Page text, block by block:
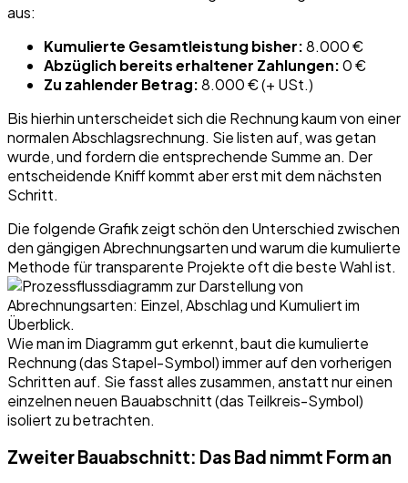
aus:
Kumulierte Gesamtleistung bisher:8.000 €
Abzüglich bereits erhaltener Zahlungen:0 €
Zu zahlender Betrag:8.000 € (+ USt.)
Bis hierhin unterscheidet sich die Rechnung kaum von einer
normalen Abschlagsrechnung. Sie listen auf, was getan
wurde, und fordern die entsprechende Summe an. Der
entscheidende Kniff kommt aber erst mit dem nächsten
Schritt.
Die folgende Grafik zeigt schön den Unterschied zwischen
den gängigen Abrechnungsarten und warum die kumulierte
Methode für transparente Projekte oft die beste Wahl ist.
Wie man im Diagramm gut erkennt, baut die kumulierte
Rechnung (das Stapel-Symbol) immer auf den vorherigen
Schritten auf. Sie fasst alles zusammen, anstatt nur einen
einzelnen neuen Bauabschnitt (das Teilkreis-Symbol)
isoliert zu betrachten.
Zweiter Bauabschnitt: Das Bad nimmt Form an